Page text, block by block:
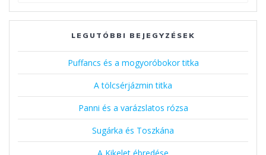
LEGUTÓBBI BEJEGYZÉSEK
Puffancs és a mogyoróbokor titka
A tölcsérjázmin titka
Panni és a varázslatos rózsa
Sugárka és Toszkána